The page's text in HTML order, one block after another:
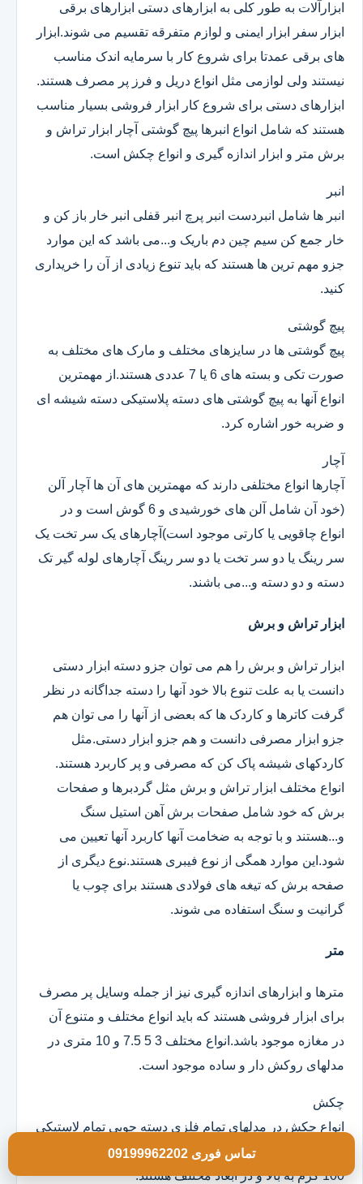
ابزارآلات به طور کلی به ابزارهای دستی ابزارهای برقی
ابزار سفر ابزار ایمنی و لوازم متفرقه تقسیم می شوند.ابزار
های برقی عمدتا برای شروع کار با سرمایه اندک مناسب
نیستند ولی لوازمی مثل انواع دریل و فرز پر مصرف هستند.
ابزارهای دستی برای شروع کار ابزار فروشی بسیار مناسب
هستند که شامل انواع انبرها پیچ گوشتی آچار ابزار تراش و
برش متر و ابزار اندازه گیری و انواع چکش است.
انبر
انبر ها شامل انبردست انبر پرچ انبر قفلی انبر خار باز کن و
خار جمع کن سیم چین دم باریک و...می باشد که این موارد
جزو مهم ترین ها هستند که باید تنوع زیادی از آن را خریداری
کنید.
پیچ گوشتی
پیچ گوشتی ها در سایزهای مختلف و مارک های مختلف به
صورت تکی و بسته های 6 یا 7 عددی هستند.از مهمترین
انواع آنها به پیچ گوشتی های دسته پلاستیکی دسته شیشه ای
و ضربه خور اشاره کرد.
آچار
آچارها انواع مختلفی دارند که مهمترین های آن ها آچار آلن
(خود آن شامل آلن های خورشیدی و 6 گوش است و در
انواع چاقویی یا کارتی موجود است)آچارهای یک سر تخت یک
سر رینگ یا دو سر تخت یا دو سر رینگ آچارهای لوله گیر تک
دسته و دو دسته و...می باشند.
ابزار تراش و برش
ابزار تراش و برش را هم می توان جزو دسته ابزار دستی
دانست یا به علت تنوع بالا خود آنها را دسته جداگانه در نظر
گرفت کاترها و کاردک ها که بعضی از آنها را می توان هم
جزو ابزار مصرفی دانست و هم جزو ابزار دستی.مثل
کاردکهای شیشه پاک کن که مصرفی و پر کاربرد هستند.
انواع مختلف ابزار تراش و برش مثل گردبرها و صفحات
برش که خود شامل صفحات برش آهن استیل سنگ
و...هستند و با توجه به ضخامت آنها کاربرد آنها تعیین می
شود.این موارد همگی از نوع فیبری هستند.نوع دیگری از
صفحه برش که تیغه های فولادی هستند برای چوب یا
گرانیت و سنگ استفاده می شوند.
متر
مترها و ابزارهای اندازه گیری نیز از جمله وسایل پر مصرف
برای ابزار فروشی هستند که باید انواع مختلف و متنوع آن
در مغازه موجود باشد.انواع مختلف 3 5 7.5 و 10 متری در
مدلهای روکش دار و ساده موجود است.
چکش
انواع چکش در مدلهای تمام فلزی دسته چوبی تمام لاستیکی
و ژله ای موجود است که خود آنها در وزن های مختلف از
100 گرم به بالا و در ابعاد مختلف هستند.
تماس فوری 09199962202